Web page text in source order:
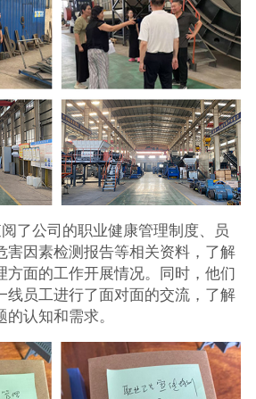
了公司的职业健康管理制度、员
害因素检测报告等相关资料，了解
方面的工作开展情况。同时，他们
线员工进行了面对面的交流，了解
认知和需求。